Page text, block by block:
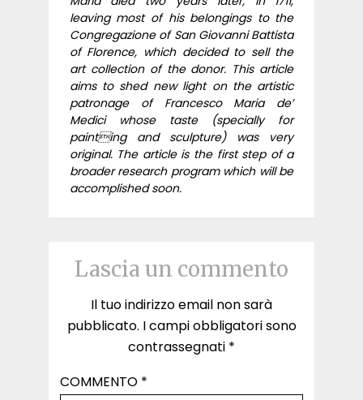
leaving most of his belongings to the
Congregazione of San Giovanni Battista
of Florence, which decided to sell the
art collection of the donor. This article
aims to shed new light on the artistic
patronage of Francesco Maria de’
Medici whose taste (specially for
painting and sculpture) was very
original. The article is the first step of a
broader research program which will be
accomplished soon.
Lascia un commento
Il tuo indirizzo email non sarà
pubblicato. I campi obbligatori sono
contrassegnati *
COMMENTO *